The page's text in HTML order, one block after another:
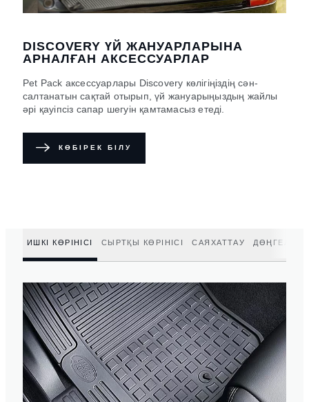
DISCOVERY ҮЙ ЖАНУАРЛАРЫНА
АРНАЛҒАН АКСЕССУАРЛАР
Pet Pack аксессуарлары Discovery көлігіңіздің сән-
салтанатын сақтай отырып, үй жануарыңыздың жайлы
әрі қауіпсіз сапар шегуін қамтамасыз етеді.
КӨБІРЕК БІЛУ
ИШКІ КӨРІНІСІ СЫРТҚЫ КӨРІНІСІ САЯХАТТАУ ДӨҢГЕЛЕК